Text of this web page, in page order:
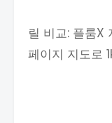
릴 비교: 플룸X
페이지 지도로